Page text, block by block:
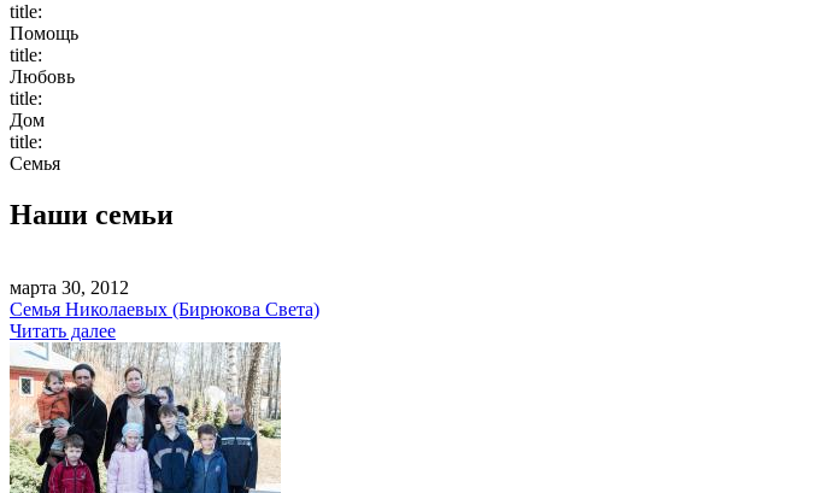
title:
Помощь
title:
Любовь
title:
Дом
title:
Семья
Наши семьи
марта 30, 2012
Семья Николаевых (Бирюкова Света)
Читать далее